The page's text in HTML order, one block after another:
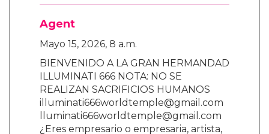
Agent
Mayo 15, 2026, 8 a.m.
BIENVENIDO A LA GRAN HERMANDAD
ILLUMINATI 666 NOTA: NO SE
REALIZAN SACRIFICIOS HUMANOS
illuminati666worldtemple@gmail.com
lluminati666worldtemple@gmail.com
¿Eres empresario o empresaria, artista,